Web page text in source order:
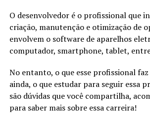
O desenvolvedor é o profissional que
criação, manutenção e otimização de
envolvem o software de aparelhos
computador, smartphone, tablet,
No entanto, o que esse profissional
ainda, o que estudar para seguir essa
são dúvidas que você compartilha,
para saber mais sobre essa carreira!